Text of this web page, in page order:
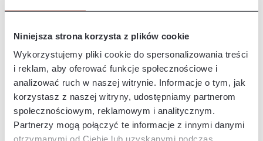
Niniejsza strona korzysta z plików cookie
Wykorzystujemy pliki cookie do spersonalizowania treści
i reklam, aby oferować funkcje społecznościowe i
analizować ruch w naszej witrynie. Informacje o tym, jak
korzystasz z naszej witryny, udostępniamy partnerom
społecznościowym, reklamowym i analitycznym.
Partnerzy mogą połączyć te informacje z innymi danymi
otrzymanymi od Ciebie lub uzyskanymi podczas
Producent/Importer/Dostawca